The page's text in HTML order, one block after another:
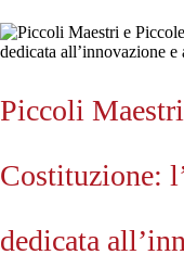
Piccoli
Costituzione:
dedicata